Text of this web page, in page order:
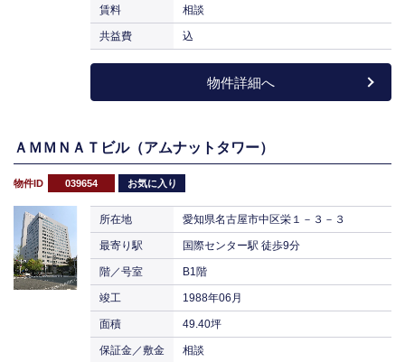
賃料 相談
共益費 込
物件詳細へ
ＡＭＭＮＡＴビル（アムナットタワー）
物件ID 039654 お気に入り
所在地 愛知県名古屋市中区栄１－３－３
最寄り駅 国際センター駅 徒歩9分
階／号室 B1階
竣工 1988年06月
面積 49.40坪
保証金／敷金 相談